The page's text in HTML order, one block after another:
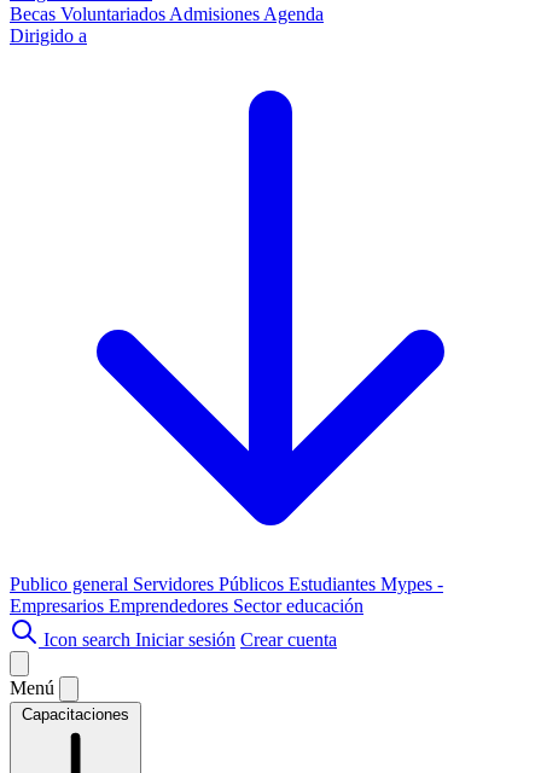
Becas Voluntariados Admisiones Agenda
Dirigido a
Publico general Servidores Públicos Estudiantes Mypes -
Empresarios Emprendedores Sector educación
Icon search Iniciar sesión Crear cuenta
Menú
Capacitaciones